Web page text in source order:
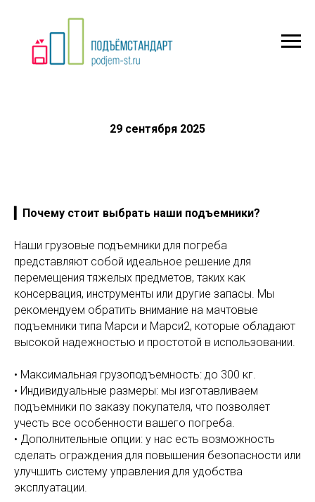
29 сентября 2025
▎Почему стоит выбрать наши подъемники?
Наши грузовые подъемники для погреба
представляют собой идеальное решение для
перемещения тяжелых предметов, таких как
консервация, инструменты или другие запасы. Мы
рекомендуем обратить внимание на мачтовые
подъемники типа Марси и Марси2, которые обладают
высокой надежностью и простотой в использовании.
• Максимальная грузоподъемность: до 300 кг.
• Индивидуальные размеры: мы изготавливаем
подъемники по заказу покупателя, что позволяет
учесть все особенности вашего погреба.
• Дополнительные опции: у нас есть возможность
сделать ограждения для повышения безопасности или
улучшить систему управления для удобства
эксплуатации.